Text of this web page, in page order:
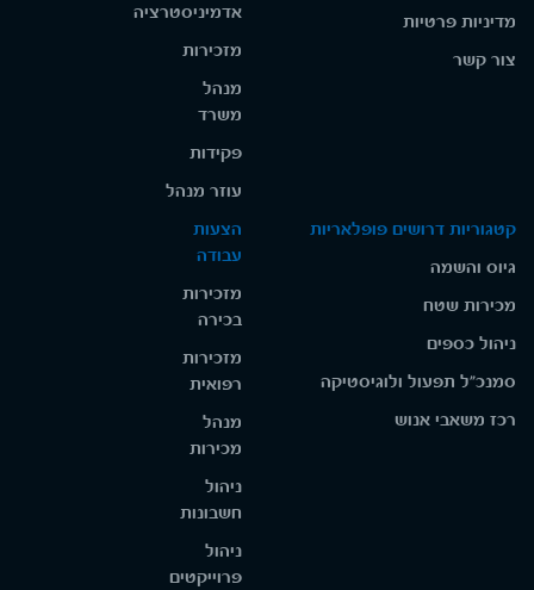
מדיניות פרטיות
צור קשר
אדמיניסטרציה
מזכירות
מנהל
משרד
פקידות
עוזר מנהל
קטגוריות דרושים פופלאריות
גיוס והשמה
מכירות שטח
ניהול כספים
סמנכ"ל תפעול ולוגיסטיקה
רכז משאבי אנוש
הצעות
עבודה
מזכירות
בכירה
מזכירות
רפואית
מנהל
מכירות
ניהול
חשבונות
ניהול
פרוייקטים